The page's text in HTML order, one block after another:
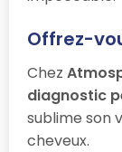
Offrez-
Chez
diagnostic
sublime son
cheveux.